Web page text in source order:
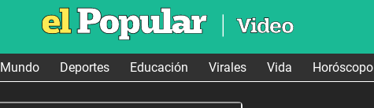
Mundo Deportes Educación Virales Vida Horóscopo